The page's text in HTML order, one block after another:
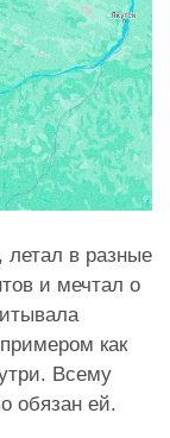
летал в разные
и мечтал о
как
Всему
обязан ей.